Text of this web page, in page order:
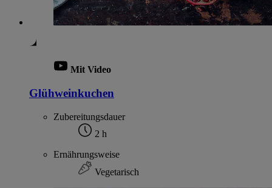
Mit Video
Glühweinkuchen
Zubereitungsdauer
2 h
Ernährungsweise
Vegetarisch